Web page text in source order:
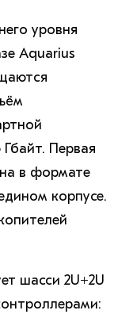
уровня
Aquarius
Первая
в формате
корпусе.
шасси 2U+2U